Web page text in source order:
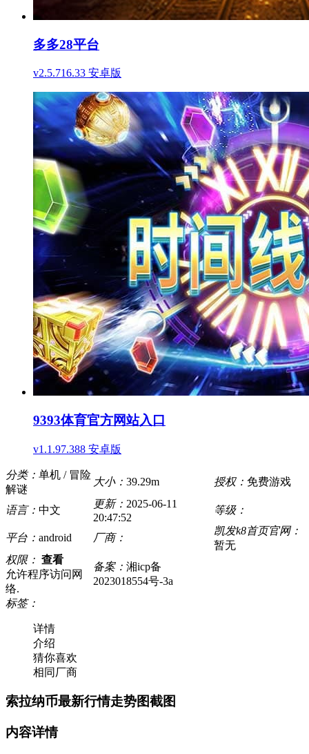
多多28平台
v2.5.716.33 安卓版
9393体育官方网站入口
v1.1.97.388 安卓版
分类： 单机 / 冒险
解谜
大小： 39.29m 授权： 免费游戏
语言： 中文
更新： 2025-06-11
20:47:52
等级：
平台： android 厂商：
凯发k8首页官网：
暂无
权限： 查看
允许程序访问网
络.
备案： 湘icp备
2023018554号-3a
标签：
详情
介绍
猜你喜欢
相同厂商
索拉纳币最新行情走势图截图
内容详情